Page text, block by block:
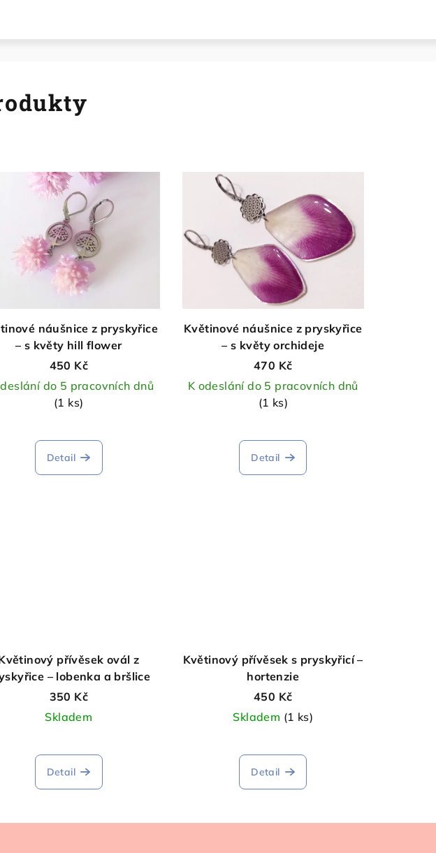
náušnice z pryskyřice
– s květy hill flower
450 Kč
do 5 pracovních dnů
(1 ks)
Detail
Květinové náušnice z pryskyřice
– s květy orchideje
470 Kč
K odeslání do 5 pracovních dnů
(1 ks)
Detail
přívěsek ovál z
– lobenka a bršlice
350 Kč
Skladem
Detail
Květinový přívěsek s pryskyřicí –
hortenzie
450 Kč
Skladem (1 ks)
Detail